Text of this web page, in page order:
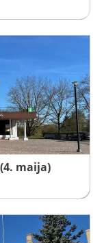
maija)